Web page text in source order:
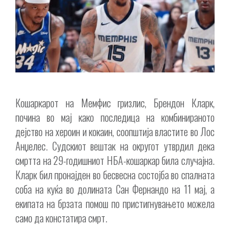
Кошаркарот на Мемфис гризлис, Брендон Кларк,
почина во мај како последица на комбинираното
дејство на хероин и кокаин, соопштија властите во Лос
Анџелес. Судскиот вештак на округот утврдил дека
смртта на 29-годишниот НБА-кошаркар била случајна.
Кларк бил пронајден во бесвесна состојба во спалната
соба на куќа во долината Сан Фернандо на 11 мај, а
екипата на брзата помош по пристигнувањето можела
само да констатира смрт.